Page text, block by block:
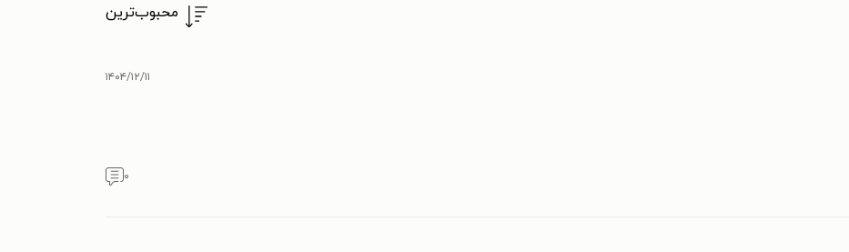
محبوب‌ترین
۱۴۰۴/۱۲/۱۱
۰